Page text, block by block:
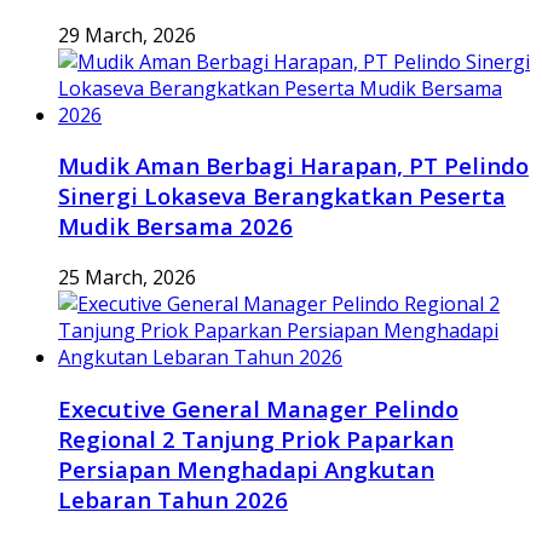
29 March, 2026
Mudik Aman Berbagi Harapan, PT Pelindo
Sinergi Lokaseva Berangkatkan Peserta
Mudik Bersama 2026
25 March, 2026
Executive General Manager Pelindo
Regional 2 Tanjung Priok Paparkan
Persiapan Menghadapi Angkutan
Lebaran Tahun 2026